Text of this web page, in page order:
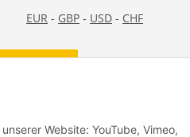
EUR - GBP - USD - CHF
Website: YouTube, Vimeo,